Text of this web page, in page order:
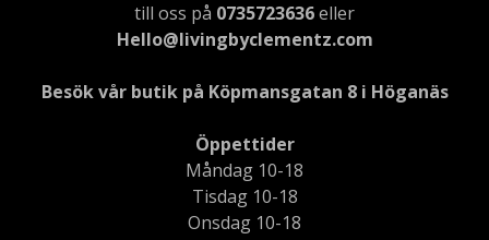
till oss på 0735723636eller
Hello@livingbyclementz.com
Besök vår butik på Köpmansgatan 8 i Höganäs
Öppettider
Måndag 10-18
Tisdag 10-18
Onsdag 10-18